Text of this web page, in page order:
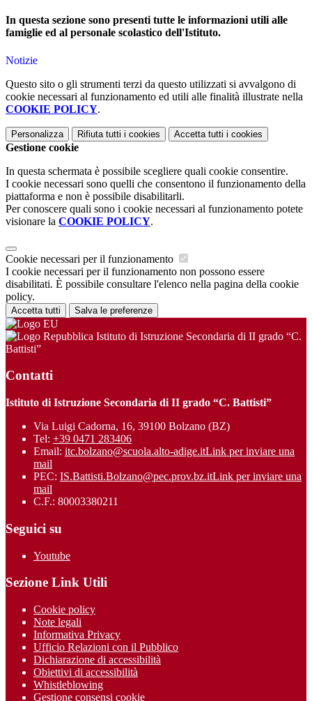
In questa sezione sono presenti tutte le informazioni utili alle
famiglie ed al personale scolastico dell'Istituto.
Notizie
Questo sito o gli strumenti terzi da questo utilizzati si avvalgono di
cookie necessari al funzionamento ed utili alle finalità illustrate nella
COOKIE POLICY.
Personalizza Rifiuta tutti i cookies Accetta tutti i cookies
Gestione cookie
In questa schermata è possibile scegliere quali cookie consentire.
I cookie necessari sono quelli che consentono il funzionamento della
piattaforma e non è possibile disabilitarli.
Per conoscere quali sono i cookie necessari al funzionamento potete
visionare la COOKIE POLICY.
Cookie necessari per il funzionamento
I cookie necessari per il funzionamento non possono essere
disabilitati. È possibile consultare l'elenco nella pagina della cookie
policy.
Accetta tutti Salva le preferenze
Istituto di Istruzione Secondaria di II grado “C.
Battisti”
Contatti
Istituto di Istruzione Secondaria di II grado “C. Battisti”
Via Luigi Cadorna, 16, 39100 Bolzano (BZ)
Tel: +39 0471 283406
Email: itc.bolzano@scuola.alto-adige.itLink per inviare una
mail
PEC: IS.Battisti.Bolzano@pec.prov.bz.itLink per inviare una
mail
C.F.: 80003380211
Seguici su
Youtube
Sezione Link Utili
Cookie policy
Note legali
Informativa Privacy
Ufficio Relazioni con il Pubblico
Dichiarazione di accessibilità
Obiettivi di accessibilità
Whistleblowing
Gestione consensi cookie